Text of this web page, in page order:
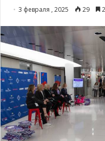
3 февраля , 2025 29